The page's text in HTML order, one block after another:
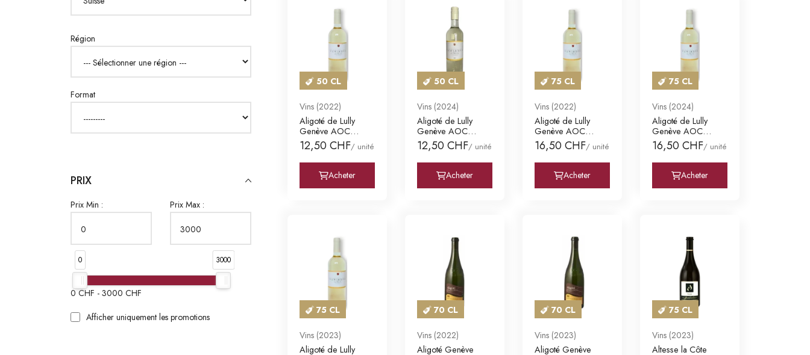
Région
Format
PRIX
Prix Min : Prix Max :
0 3000
0CHF - 3000 CHF
Afficher uniquement les promotions
50 CL
Vins (2022)
Aligoté de Lully
Genève AOC
Domaine des
Curiades
12,50 CHF/ unité
Acheter
50 CL
Vins (2024)
Aligoté de Lully
Genève AOC
Domaine des
Curiades
12,50 CHF/ unité
Acheter
75 CL
Vins (2022)
Aligoté de Lully
Genève AOC
Domaine des
Curiades
16,50 CHF/ unité
Acheter
75 CL
Vins (2024)
Aligoté de Lully
Genève AOC
Domaine des
Curiades
16,50 CHF/ unité
Acheter
75 CL
Vins (2023)
Aligoté de Lully
70 CL
Vins (2022)
Aligoté Genève
70 CL
Vins (2023)
Aligoté Genève
75 CL
Vins (2023)
Altesse la Côte